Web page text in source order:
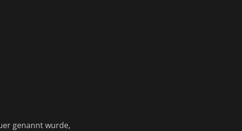
genannt wurde,